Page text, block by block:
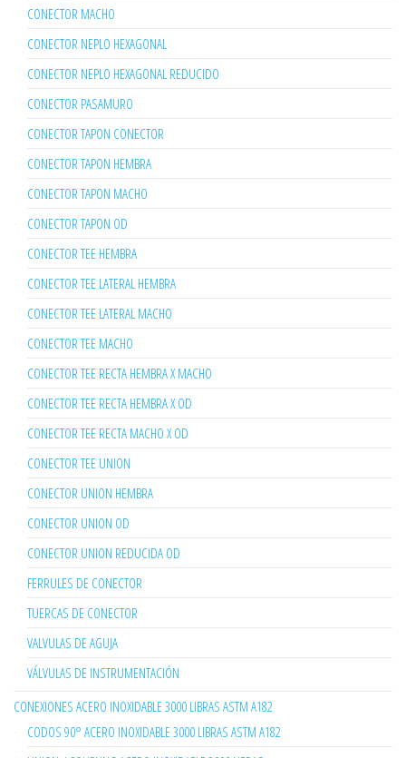
CONECTOR MACHO
CONECTOR NEPLO HEXAGONAL
CONECTOR NEPLO HEXAGONAL REDUCIDO
CONECTOR PASAMURO
CONECTOR TAPON CONECTOR
CONECTOR TAPON HEMBRA
CONECTOR TAPON MACHO
CONECTOR TAPON OD
CONECTOR TEE HEMBRA
CONECTOR TEE LATERAL HEMBRA
CONECTOR TEE LATERAL MACHO
CONECTOR TEE MACHO
CONECTOR TEE RECTA HEMBRA X MACHO
CONECTOR TEE RECTA HEMBRA X OD
CONECTOR TEE RECTA MACHO X OD
CONECTOR TEE UNION
CONECTOR UNION HEMBRA
CONECTOR UNION OD
CONECTOR UNION REDUCIDA OD
FERRULES DE CONECTOR
TUERCAS DE CONECTOR
VALVULAS DE AGUJA
VÁLVULAS DE INSTRUMENTACIÓN
CONEXIONES ACERO INOXIDABLE 3000 LIBRAS ASTM A182
CODOS 90° ACERO INOXIDABLE 3000 LIBRAS ASTM A182